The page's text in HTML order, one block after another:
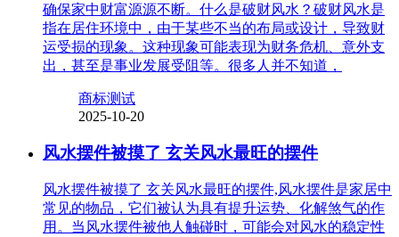
确保家中财富源源不断。什么是破财风水？破财风水是
指在居住环境中，由于某些不当的布局或设计，导致财
运受损的现象。这种现象可能表现为财务危机、意外支
出，甚至是事业发展受阻等。很多人并不知道，
商标测试
2025-10-20
风水摆件被摸了 玄关风水最旺的摆件
风水摆件被摸了 玄关风水最旺的摆件,风水摆件是家居中
常见的物品，它们被认为具有提升运势、化解煞气的作
用。当风水摆件被他人触碰时，可能会对风水的稳定性